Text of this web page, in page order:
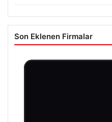
Son Eklenen Firmalar